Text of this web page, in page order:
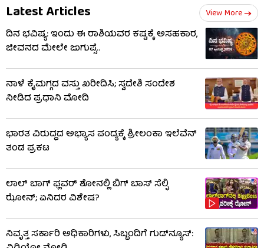
Latest Articles View More
ದಿನ ಭವಿಷ್ಯ: ಇಂದು ಈ ರಾಶಿಯವರ ಕಷ್ಟಕ್ಕೆ ಅಸಹಕಾರ,
ಜೀವನದ ಮೇಲೇ ಜುಗುಪ್ಸೆ..
ನಾಳೆ ಕೈಮಗ್ಗದ ವಸ್ತು ಖರೀದಿಸಿ; ಸ್ವದೇಶಿ ಸಂದೇಶ
ನೀಡಿದ ಪ್ರಧಾನಿ ಮೋದಿ
ಭಾರತ ವಿರುದ್ಧದ ಅಭ್ಯಾಸ ಪಂದ್ಯಕ್ಕೆ ಶ್ರೀಲಂಕಾ ಇಲೆವೆನ್
ತಂಡ ಪ್ರಕಟ
ಲಾಲ್ ಬಾಗ್ ಫ್ಲವರ್ ಶೋನಲ್ಲಿ ಬಿಗ್ ಬಾಸ್ ಸೆಲ್ಫಿ
ಝೋನ್; ಏನಿದರ ವಿಶೇಷ?
ನಿವೃತ್ತ ಸರ್ಕಾರಿ ಅಧಿಕಾರಿಗಳು, ಸಿಬ್ಬಂದಿಗೆ ಗುಡ್​ನ್ಯೂಸ್: